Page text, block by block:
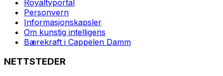
Royaltyportal
Personvern
Informasjonskapsler
Om kunstig intelligens
Bærekraft i Cappelen Damm
NETTSTEDER